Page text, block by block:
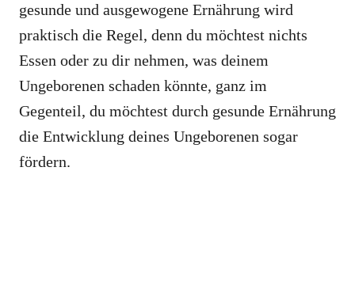
gesunde und ausgewogene Ernährung wird
praktisch die Regel, denn du möchtest nichts
Essen oder zu dir nehmen, was deinem
Ungeborenen schaden könnte, ganz im
Gegenteil, du möchtest durch gesunde Ernährung
die Entwicklung deines Ungeborenen sogar
fördern.